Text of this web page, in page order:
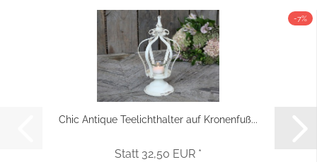
-7%
Chic Antique Teelichthalter auf Kronenfuß...
Statt 32,50 EUR *